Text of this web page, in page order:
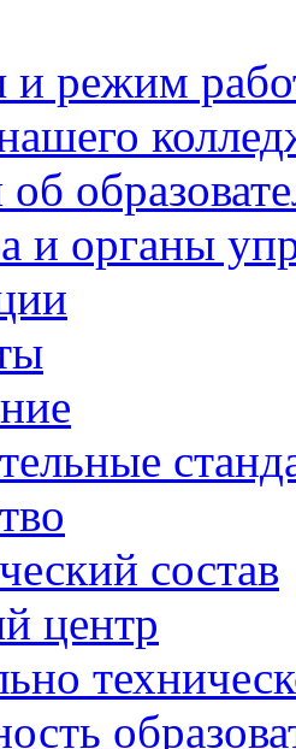
и режим
и органы
состав
центр